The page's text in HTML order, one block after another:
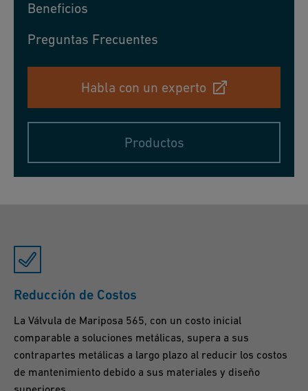
Beneficios
Preguntas Frecuentes
Habla con un experto
Productos
Reducción de Costos
La Válvula de Mariposa 565, con un costo inicial
comparable a soluciones metálicas, supera a sus
contrapartes metálicas a largo plazo al reducir los costos
de mantenimiento debido a sus materiales y diseño